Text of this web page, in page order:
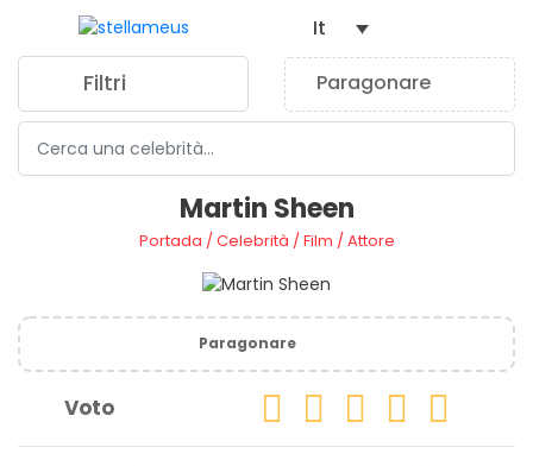
Filtri Paragonare
It
Martin Sheen
Portada /Celebrità /Film /Attore
Paragonare
Voto